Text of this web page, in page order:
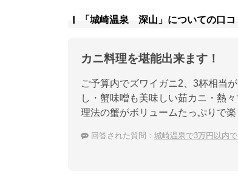
「城崎温泉 深山」についての口コ
カニ料理を堪能出来ます！
ご予算内でズワイガニ2、3杯相当
し・蟹味噌も美味しい茹カニ・熱
理法の蟹がボリュームたっぷりで楽
回答された質問： 城崎温泉で3万円以内